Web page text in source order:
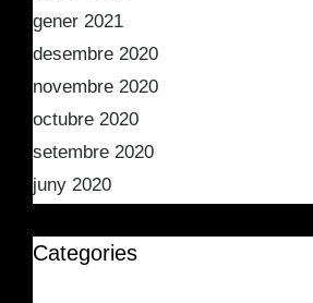
gener 2021
desembre 2020
novembre 2020
octubre 2020
setembre 2020
juny 2020
Categories